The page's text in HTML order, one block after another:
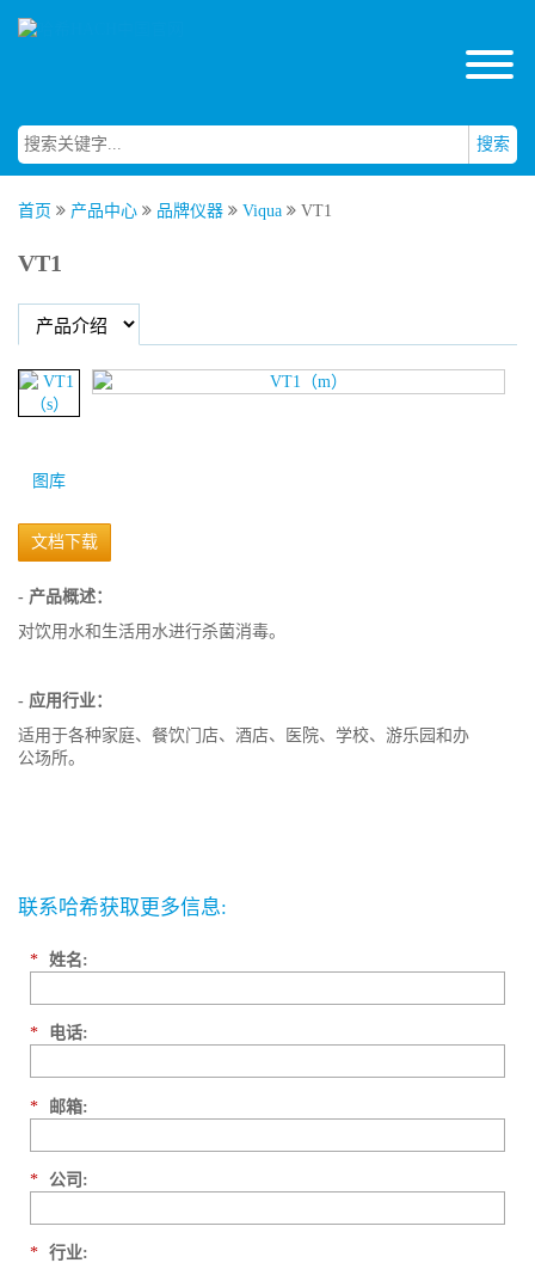
搜索
首页 产品中心 品牌仪器 Viqua VT1
VT1
图库
文档下载
- 产品概述：
对饮用水和生活用水进行杀菌消毒。
- 应用行业：
适用于各种家庭、餐饮门店、酒店、医院、学校、游乐园和办
公场所。
联系哈希获取更多信息:
* 姓名:
* 电话:
* 邮箱:
* 公司:
* 行业: